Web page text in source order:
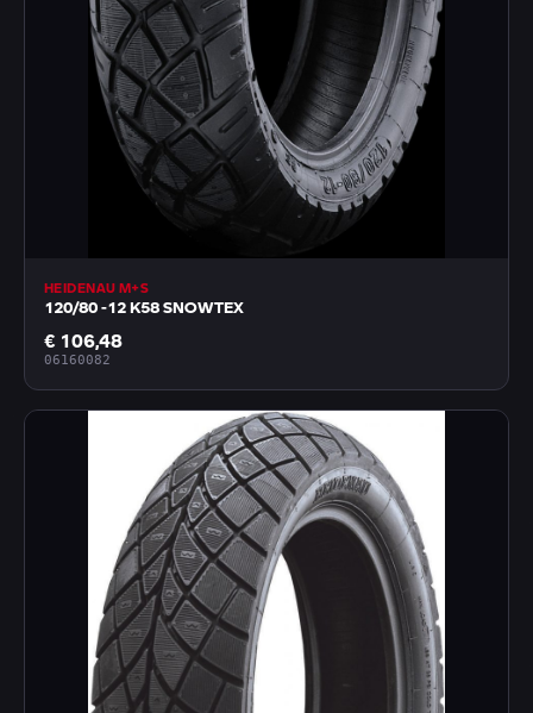
HEIDENAU M+S
120/80 -12 K58 SNOWTEX
€ 106,48
06160082